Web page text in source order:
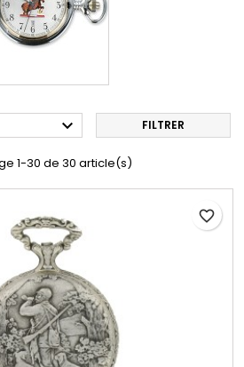
 FILTRER
1-30 de 30 article(s)
favorite_border